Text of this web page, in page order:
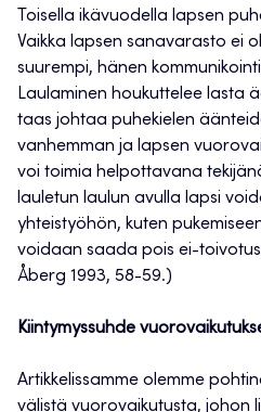
Toisella ikävuodella lapsen
Vaikka lapsen sanavarasto ei
suurempi, hänen
Laulaminen houkuttelee lasta
taas johtaa puhekielen
vanhemman ja lapsen
voi toimia helpottavana
lauletun laulun avulla lapsi
yhteistyöhön, kuten
voidaan saada pois ei-
Åberg 1993, 58-59.)
Kiintymyssuhde
Artikkelissamme olemme
välistä vuorovaikutusta, johon